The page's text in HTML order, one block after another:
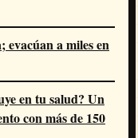
a miles en
en tu salud? Un
con más de 150